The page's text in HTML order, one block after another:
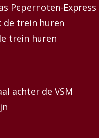
Pepernoten-Express
de trein huren
trein huren
achter de VSM